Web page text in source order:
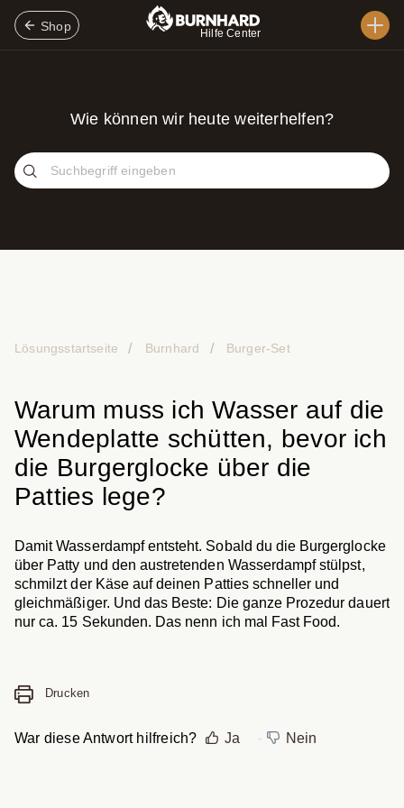
Shop
Hilfe Center
Wie können wir heute weiterhelfen?
Lösungsstartseite Burnhard Burger-Set
Warum muss ich Wasser auf die
Wendeplatte schütten, bevor ich
die Burgerglocke über die
Patties lege?
Damit Wasserdampf entsteht. Sobald du die Burgerglocke
über Patty und den austretenden Wasserdampf stülpst,
schmilzt der Käse auf deinen Patties schneller und
gleichmäßiger. Und das Beste: Die ganze Prozedur dauert
nur ca. 15 Sekunden. Das nenn ich mal Fast Food.
War diese Antwort hilfreich? Ja Nein
Drucken